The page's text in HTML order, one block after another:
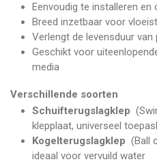
Eenvoudig te installeren en
Breed inzetbaar voor
Verlengt de levensduur
Geschikt voor
media
Verschillende soorten
Schuifterugslagklep
klepplaat, universeel
Kogelterugslagklep (Ball
ideaal voor vervuild water